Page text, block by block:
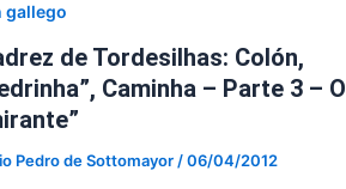
gallego
de Tordesilhas: Colón,
Caminha – Parte 3 – O
Pedro de Sottomayor /06/04/2012